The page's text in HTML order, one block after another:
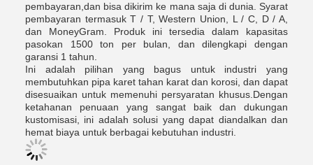
pembayaran,dan bisa dikirim ke mana saja di dunia. Syarat
pembayaran termasuk T / T, Western Union, L / C, D / A,
dan MoneyGram. Produk ini tersedia dalam kapasitas
pasokan 1500 ton per bulan, dan dilengkapi dengan
garansi 1 tahun.
Ini adalah pilihan yang bagus untuk industri yang
membutuhkan pipa karet tahan karat dan korosi, dan dapat
disesuaikan untuk memenuhi persyaratan khusus.Dengan
ketahanan penuaan yang sangat baik dan dukungan
kustomisasi, ini adalah solusi yang dapat diandalkan dan
hemat biaya untuk berbagai kebutuhan industri.